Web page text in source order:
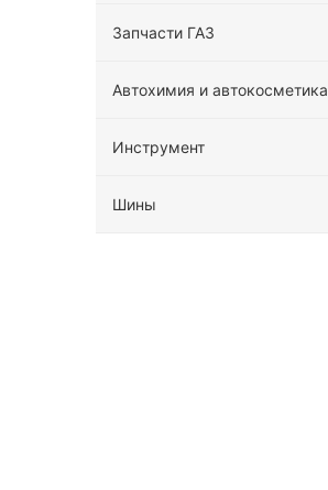
Запчасти ГАЗ
Автохимия и автокосметика
Инструмент
Шины